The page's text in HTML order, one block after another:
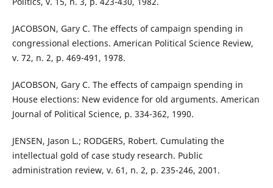
JACOBSON, Gary C. The effects of campaign spending in
congressional elections. American Political Science Review,
v. 72, n. 2, p. 469-491, 1978.
JACOBSON, Gary C. The effects of campaign spending in
House elections: New evidence for old arguments. American
Journal of Political Science, p. 334-362, 1990.
JENSEN, Jason L.; RODGERS, Robert. Cumulating the
intellectual gold of case study research. Public
administration review, v. 61, n. 2, p. 235-246, 2001.